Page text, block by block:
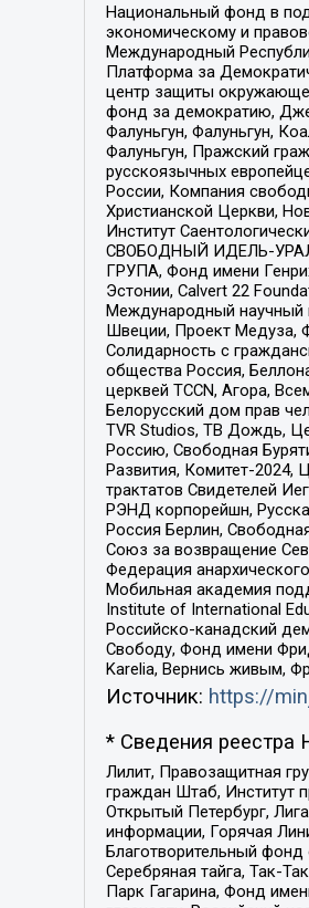
Национальный фонд в
экономическому и
Международный
Платформа за
центр защиты
фонд за демократию,
Фалуньгун, Фалуньгун,
Фалуньгун, Пражский
русскоязычных
России, Компания
Христианской Церкви,
Институт
СВОБОДНЫЙ ИДЕЛЬ-УРАЛ,
ГРУПА, Фонд имени
Эстонии, Calvert 22
Международный научный
Швеции, Проект Медуза,
Солидарность с
общества Россия,
церквей TCCN, Агора,
Белорусский дом прав
TVR Studios, ТВ Дождь,
Россию, Свободная
Развития, Комитет-2024,
трактатов Свидетелей
РЭНД корпорейшн,
Россия Берлин,
Союз за возвращение
Федерация
Мобильная академия
Institute of International
Российско-канадский
Свободу, Фонд имени
Karelia, Вернись живым,
Источник: https://
* Сведения реестра
Лилит, Правозащитная
граждан Штаб, Институт
Открытый Петербург,
информации, Горячая
Благотворительный
Серебряная тайга, Так-
Парк Гагарина, Фонд